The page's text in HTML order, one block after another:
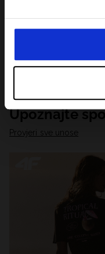
Upoznajte
Provjeri sve unose